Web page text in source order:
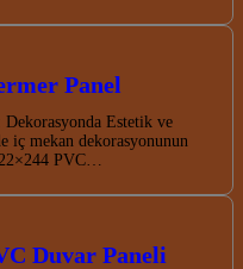
Panel
Estetik ve
iç mekan dekorasyonunun
PVC…
Duvar Paneli